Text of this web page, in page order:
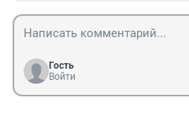
Гость
Войти